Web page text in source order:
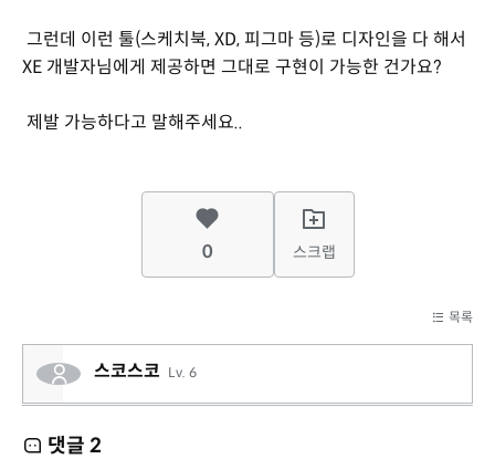
그런데 이런 툴(스케치북, XD, 피그마 등)로 디자인을 다 해서
XE 개발자님에게 제공하면 그대로 구현이 가능한 건가요?
제발 가능하다고 말해주세요..
0 스크랩
목록
스코스코 Lv. 6
댓글 2